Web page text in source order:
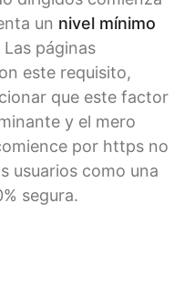
un nivel mínimo
páginas
este requisito,
que este factor
y el mero
por https no
usuarios como una
segura.